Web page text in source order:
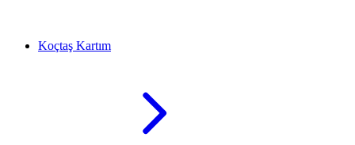
Koçtaş Kartım